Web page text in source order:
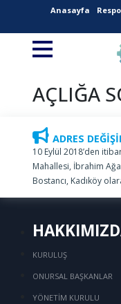
Anasayfa
AÇLIĞA
ADRES
10 Eylül 2018’den
Mahallesi, İbrahim
Bostancı, Kadıköy
KURULUŞ
ONURSAL BAŞKANLAR
YÖNETİM KURULU